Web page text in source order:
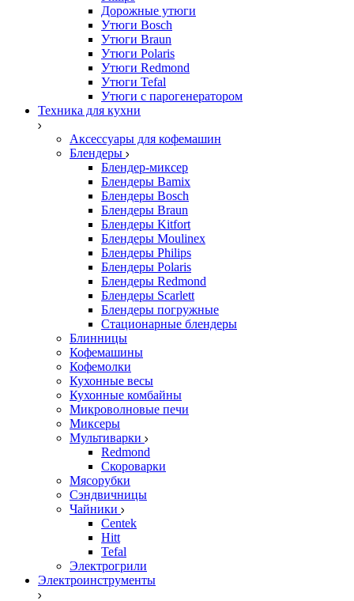
Дорожные утюги
Утюги Bosch
Утюги Braun
Утюги Polaris
Утюги Redmond
Утюги Tefal
Утюги с парогенератором
Техника для кухни
Аксессуары для кофемашин
Блендеры
Блендер-миксер
Блендеры Bamix
Блендеры Bosch
Блендеры Braun
Блендеры Kitfort
Блендеры Moulinex
Блендеры Philips
Блендеры Polaris
Блендеры Redmond
Блендеры Scarlett
Блендеры погружные
Стационарные блендеры
Блинницы
Кофемашины
Кофемолки
Кухонные весы
Кухонные комбайны
Микроволновые печи
Миксеры
Мультиварки
Redmond
Скороварки
Мясорубки
Сэндвичницы
Чайники
Centek
Hitt
Tefal
Электрогрили
Электроинструменты